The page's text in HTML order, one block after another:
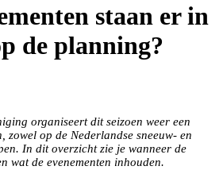
staan er in
de planning?
organiseert dit seizoen weer een
zowel op de Nederlandse sneeuw- en
In dit overzicht zie je wanneer de
wat de evenementen inhouden.